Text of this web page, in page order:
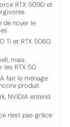
RTX 5090 et
de noyer le
Ti et RTX 5060,
mais
les RTX 50
fait le ménage
produit
NVIDIA entend
n'est pas grâce